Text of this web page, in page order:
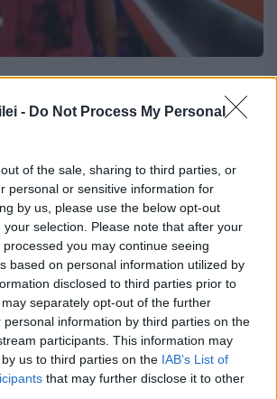
- Do Not Process My Personal
of the sale, sharing to third parties, or
personal or sensitive information for
by us, please use the below opt-out
selection. Please note that after your
you may continue seeing
based on personal information utilized by
disclosed to third parties prior to
separately opt-out of the further
personal information by third parties on the
participants. This information may
us to third parties on the IAB’s List of
that may further disclose it to other
ani care a dat lovitura la
Raul Eregep, un tătar din
interpretat genial
Me"
au spus juraţii, iar
Dreams i-a scăpat un
nu se aude pe TV Raul
juriul cu vocea sa
i să-i...